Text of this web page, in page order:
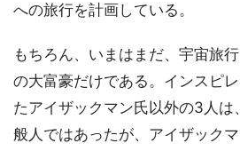
への旅行を計画している。
もちろん、いまはまだ、宇宙旅
の大富豪だけである。インスピ
たアイザックマン氏以外の3人は
般人ではあったが、アイザック